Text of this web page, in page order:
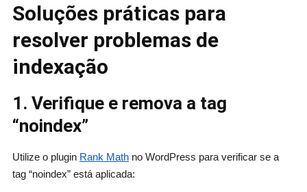
Soluções práticas para
resolver problemas de
indexação
1. Verifique e remova a tag
“noindex”
Utilize o plugin Rank Mathno WordPress para verificar se a
tag “noindex” está aplicada: